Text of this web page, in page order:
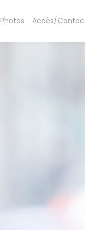
Photos Accès/